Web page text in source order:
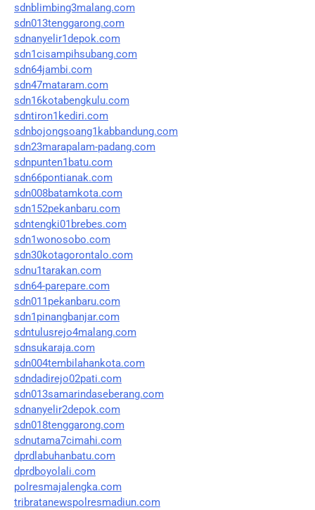
sdnblimbing3malang.com
sdn013tenggarong.com
sdnanyelir1depok.com
sdn1cisampihsubang.com
sdn64jambi.com
sdn47mataram.com
sdn16kotabengkulu.com
sdntiron1kediri.com
sdnbojongsoang1kabbandung.com
sdn23marapalam-padang.com
sdnpunten1batu.com
sdn66pontianak.com
sdn008batamkota.com
sdn152pekanbaru.com
sdntengki01brebes.com
sdn1wonosobo.com
sdn30kotagorontalo.com
sdnu1tarakan.com
sdn64-parepare.com
sdn011pekanbaru.com
sdn1pinangbanjar.com
sdntulusrejo4malang.com
sdnsukaraja.com
sdn004tembilahankota.com
sdndadirejo02pati.com
sdn013samarindaseberang.com
sdnanyelir2depok.com
sdn018tenggarong.com
sdnutama7cimahi.com
dprdlabuhanbatu.com
dprdboyolali.com
polresmajalengka.com
tribratanewspolresmadiun.com